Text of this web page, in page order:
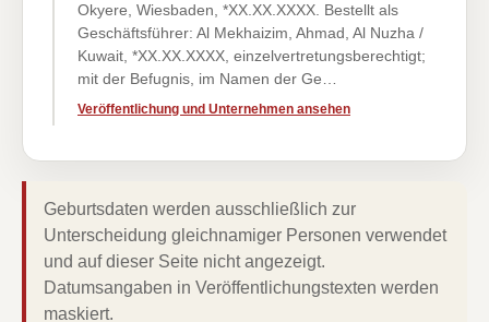
Okyere, Wiesbaden, *XX.XX.XXXX. Bestellt als
Geschäftsführer: Al Mekhaizim, Ahmad, Al Nuzha /
Kuwait, *XX.XX.XXXX, einzelvertretungsberechtigt;
mit der Befugnis, im Namen der Ge…
Veröffentlichung und Unternehmen ansehen
Geburtsdaten werden ausschließlich zur
Unterscheidung gleichnamiger Personen verwendet
und auf dieser Seite nicht angezeigt.
Datumsangaben in Veröffentlichungstexten werden
maskiert.